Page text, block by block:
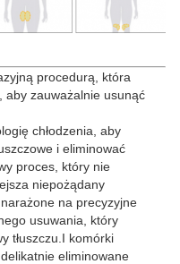
procedurą, która
aby zauważalnie usunąć
chłodzenia, aby
i eliminować
proces, który nie
niepożądany
na precyzyjne
usuwania, który
tłuszczu.I komórki
eliminowane